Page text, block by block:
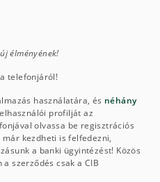
élményének!
telefonjáról!
használatára, és néhány
profilját az
olvassa be regisztrációs
már kezdheti is felfedezni,
a banki ügyintézést! Közös
szerződés csak a CIB